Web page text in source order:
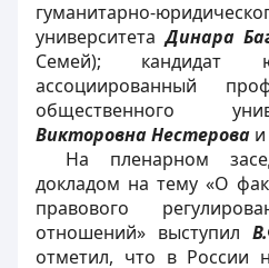
гуманитарно-
университетаДинара
Семей); кандидат
ассоциированный
общественного
Викторовна Нестерова
На пленарном
докладом на тему «О
правового
отношений» выступил
отметил, что в России